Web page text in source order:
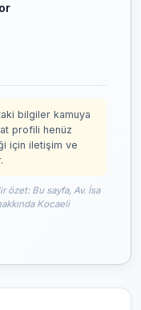
bilgiler kamuya
profili henüz
için iletişim ve
özet: Bu sayfa, Av. İsa
Kocaeli